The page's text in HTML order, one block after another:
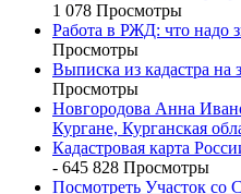
1 078 Просмотры
Работа в РЖД: что надо
Просмотры
Выписка из кадастра на
Просмотры
Новгородова Анна
Кургане, Курганская
Кадастровая карта
- 645 828 Просмотры
Посмотреть Участок со